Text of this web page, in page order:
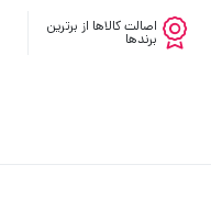
اصالت کالاها از برترین
برندها